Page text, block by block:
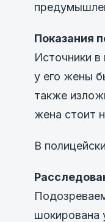
Показания
Источники
у его жены
также
жена стоит
В
шокирована